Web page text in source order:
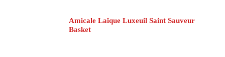
Amicale Laïque Luxeuil Saint Sauveur
Basket